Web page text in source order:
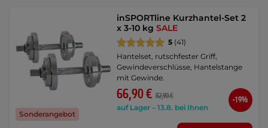
Sonderangebot
inSPORTline Kurzhantel-Set 2
x 3-10 kgSALE
5 (41)
Hantelset, rutschfester Griff,
Gewindeverschlüsse, Hantelstange
mit Gewinde.
66,90 € 82,90 €
auf Lager – 13.8. bei Ihnen
-19%